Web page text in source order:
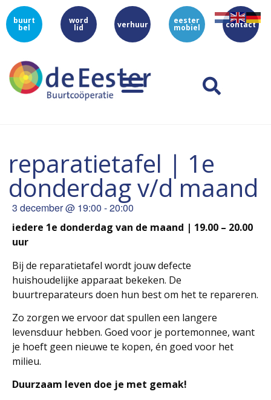
buurt
bel
word
lid verhuur eester
mobiel contact
reparatietafel | 1e
donderdag v/d maand
3 december@ 19:00 -20:00
iedere 1e donderdag van de maand | 19.00 – 20.00
uur
Bij de reparatietafel wordt jouw defecte
huishoudelijke apparaat bekeken. De
buurtreparateurs doen hun best om het te repareren.
Zo zorgen we ervoor dat spullen een langere
levensduur hebben. Goed voor je portemonnee, want
je hoeft geen nieuwe te kopen, én goed voor het
milieu.
Duurzaam leven doe je met gemak!